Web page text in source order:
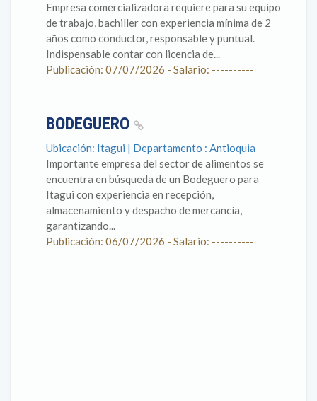
Empresa comercializadora requiere para su equipo
de trabajo, bachiller con experiencia mínima de 2
años como conductor, responsable y puntual.
Indispensable contar con licencia de...
Publicación: 07/07/2026 - Salario: ----------
BODEGUERO
Ubicación: Itagui | Departamento : Antioquia
Importante empresa del sector de alimentos se
encuentra en búsqueda de un Bodeguero para
Itagui con experiencia en recepción,
almacenamiento y despacho de mercancía,
garantizando...
Publicación: 06/07/2026 - Salario: ----------